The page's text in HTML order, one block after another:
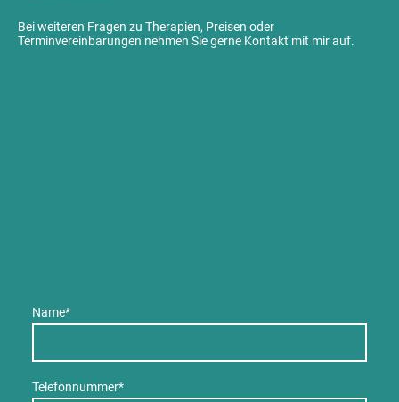
Bei weiteren Fragen zu Therapien, Preisen oder
Terminvereinbarungen nehmen Sie gerne Kontakt mit mir auf.
Name*
Telefonnummer*